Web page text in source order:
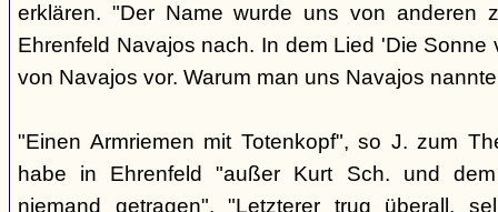
erklären. "Der Name wurde uns von anderen
Ehrenfeld Navajos nach. In dem Lied 'Die Sonne
von Navajos vor. Warum man uns Navajos
"Einen Armriemen mit Totenkopf", so J. zum
habe in Ehrenfeld "außer Kurt Sch. und
niemand getragen". "Letzterer trug überall,